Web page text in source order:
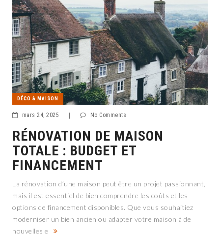
DÉCO & MAISON
mars 24, 2025 No Comments
RÉNOVATION DE MAISON
TOTALE : BUDGET ET
FINANCEMENT
La rénovation d’une maison peut être un projet passionnant,
mais il est essentiel de bien comprendre les coûts et les
options de financement disponibles. Que vous souhaitiez
moderniser un bien ancien ou adapter votre maison à de
nouvelles e